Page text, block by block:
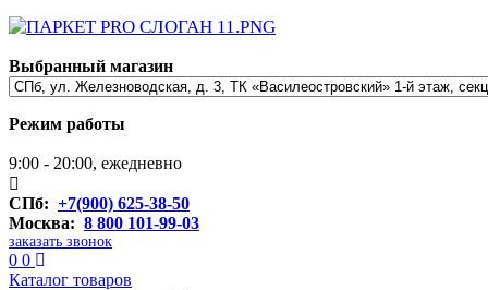
Выбранный магазин
Режим работы
9:00 - 20:00, ежедневно
СПб: +7(900) 625-38-50
Москва: 8 800 101-99-03
заказать звонок
0 0
Каталог товаров